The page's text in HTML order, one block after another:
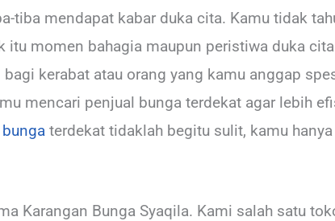
tiba mendapat kabar duka cita. Kamu tidak
itu momen bahagia maupun peristiwa duka
kerabat atau orang yang kamu anggap
mencari penjual bunga terdekat agar lebih
terdekat tidaklah begitu sulit, kamu
Karangan Bunga Syaqila. Kami salah satu